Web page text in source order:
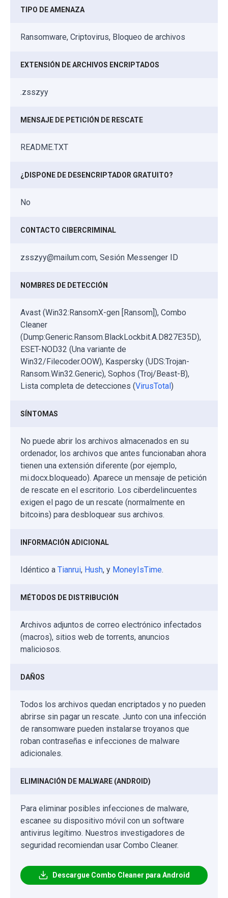
TIPO DE AMENAZA
Ransomware, Criptovirus, Bloqueo de archivos
EXTENSIÓN DE ARCHIVOS ENCRIPTADOS
.zsszyy
MENSAJE DE PETICIÓN DE RESCATE
README.TXT
¿DISPONE DE DESENCRIPTADOR GRATUITO?
No
CONTACTO CIBERCRIMINAL
zsszyy@mailum.com, Sesión Messenger ID
NOMBRES DE DETECCIÓN
Avast (Win32:RansomX-gen [Ransom]), Combo
Cleaner
(Dump:Generic.Ransom.BlackLockbit.A.D827E35D),
ESET-NOD32 (Una variante de
Win32/Filecoder.OOW), Kaspersky (UDS:Trojan-
Ransom.Win32.Generic), Sophos (Troj/Beast-B),
Lista completa de detecciones (VirusTotal)
SÍNTOMAS
No puede abrir los archivos almacenados en su
ordenador, los archivos que antes funcionaban ahora
tienen una extensión diferente (por ejemplo,
mi.docx.bloqueado). Aparece un mensaje de petición
de rescate en el escritorio. Los ciberdelincuentes
exigen el pago de un rescate (normalmente en
bitcoins) para desbloquear sus archivos.
INFORMACIÓN ADICIONAL
Idéntico a Tianrui, Hush, y MoneyIsTime.
MÉTODOS DE DISTRIBUCIÓN
Archivos adjuntos de correo electrónico infectados
(macros), sitios web de torrents, anuncios
maliciosos.
DAÑOS
Todos los archivos quedan encriptados y no pueden
abrirse sin pagar un rescate. Junto con una infección
de ransomware pueden instalarse troyanos que
roban contraseñas e infecciones de malware
adicionales.
ELIMINACIÓN DE MALWARE (ANDROID)
Para eliminar posibles infecciones de malware,
escanee su dispositivo móvil con un software
antivirus legítimo. Nuestros investigadores de
seguridad recomiendan usar Combo Cleaner.
Descargue Combo Cleaner para Android